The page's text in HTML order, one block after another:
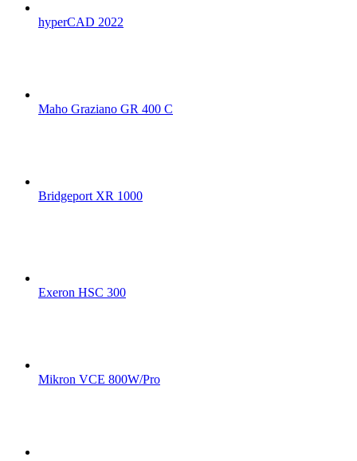
hyperCAD 2022
Maho Graziano GR 400 C
Bridgeport XR 1000
Exeron HSC 300
Mikron VCE 800W/Pro